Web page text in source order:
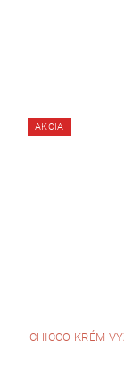
AKCIA
CHICCO KRÉM